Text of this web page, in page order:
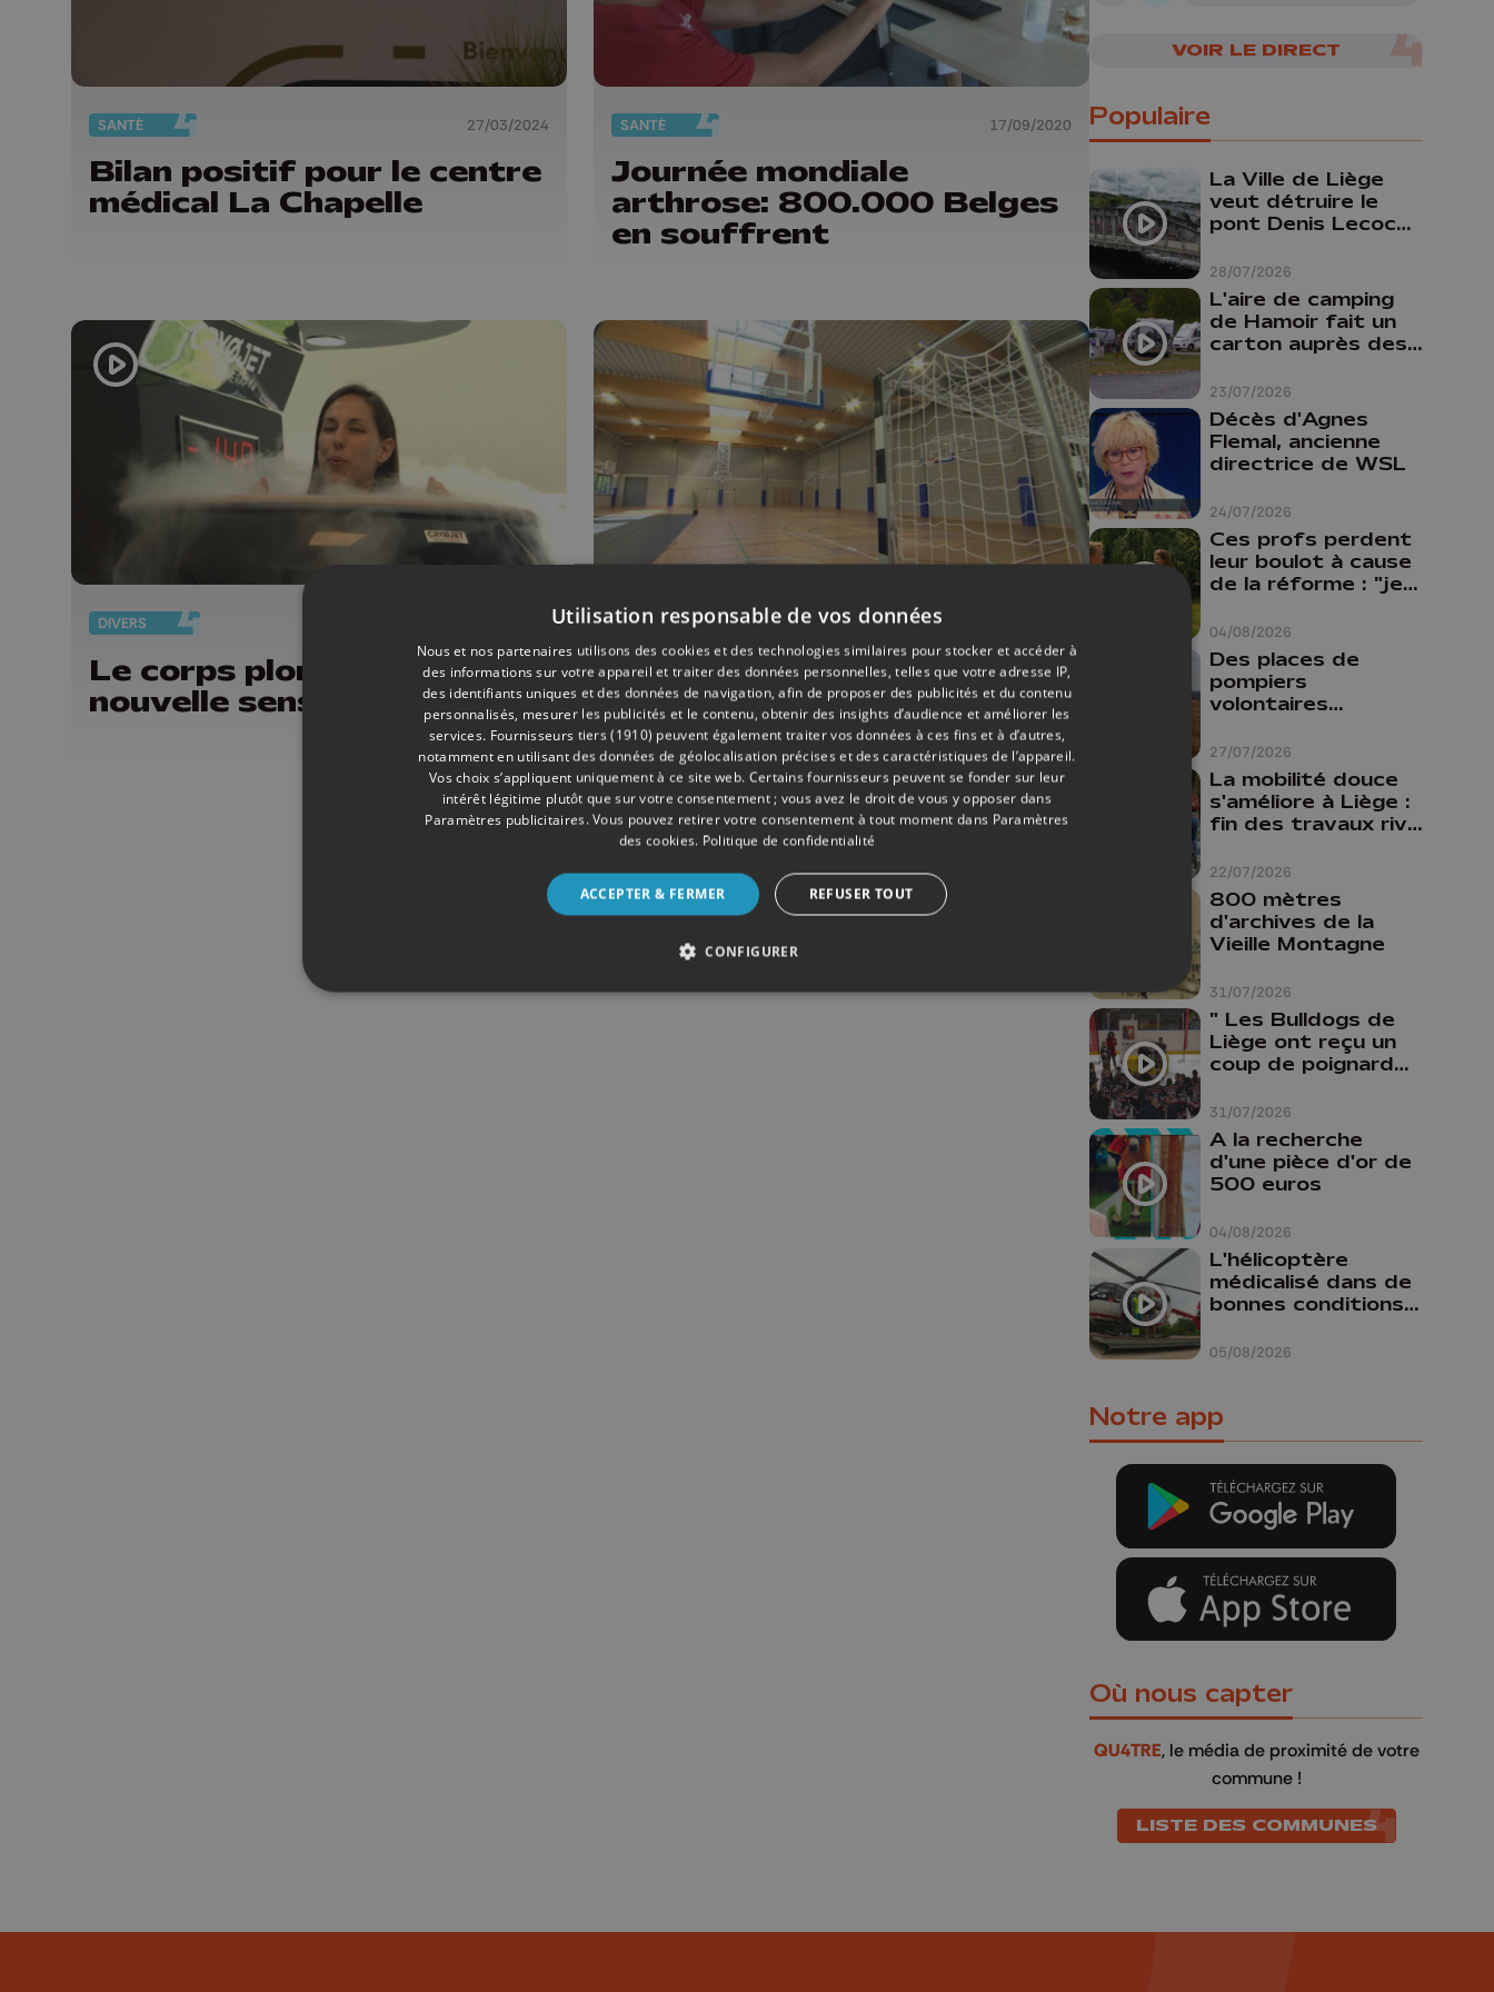
SANTÉ 27/03/2024
Bilan positif pour le centre
médical La Chapelle
SANTÉ 17/09/2020
Journée mondiale
arthrose: 800.000 Belges
en souffrent
DIVERS
Le corps plongé à -150°C,
nouvelle sensation à Liège
ENSEIGNEMENT
Nouveau hall sportif pour
la Haute Ecole de la
province de Liège
VOIR LE DIRECT
Populaire
28/07/2026
La Ville de Liège
veut détruire le
pont Denis Lecocq
budget pour le
faire
23/07/2026
L'aire de camping
de Hamoir fait un
carton auprès des
24/07/2026
Décès d'Agnes
Flemal, ancienne
directrice de WSL
04/08/2026
Ces profs perdent
leur boulot à cause
de la réforme : "je
comme prof que
comme
pharmacienne"
27/07/2026
Des places de
pompiers
volontaires
province de Liège :
"Un citoyen qui
n'est formé ne
peut pas nous
aider"
22/07/2026
La mobilité douce
s'améliore à Liège :
fin des travaux rive
cyclo-piétonnes
Avroy et
Guillemins...
31/07/2026
800 mètres
d'archives de la
Vieille Montagne
31/07/2026
" Les Bulldogs de
Liège ont reçu un
coup de poignard
04/08/2026
A la recherche
d'une pièce d'or de
500 euros
05/08/2026
L'hélicoptère
médicalisé dans de
bonnes conditions à
Notre app
Où nous capter
QU4TRE, le média de proximité de votre
commune !
LISTE DES COMMUNES
Utilisation responsable de vos données
Nous et nos partenaires utilisons des cookies et des technologies similaires pour stocker et accéder à
des informations sur votre appareil et traiter des données personnelles, telles que votre adresse IP,
des identifiants uniques et des données de navigation, afin de proposer des publicités et du contenu
personnalisés, mesurer les publicités et le contenu, obtenir des insights d’audience et améliorer les
services. Fournisseurs tiers (1910) peuvent également traiter vos données à ces fins et à d’autres,
notamment en utilisant des données de géolocalisation précises et des caractéristiques de l’appareil.
Vos choix s’appliquent uniquement à ce site web. Certains fournisseurs peuvent se fonder sur leur
intérêt légitime plutôt que sur votre consentement ; vous avez le droit de vous y opposer dans
Paramètres publicitaires. Vous pouvez retirer votre consentement à tout moment dans Paramètres
des cookies. Politique de confidentialité
ACCEPTER & FERMER REFUSER TOUT
CONFIGURER